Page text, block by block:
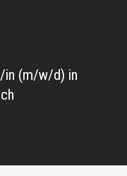
in (m/w/d) in